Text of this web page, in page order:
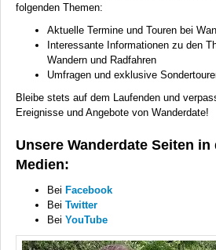
folgenden Themen:
Aktuelle Termine und Touren bei
Interessante Informationen zu den
Wandern und Radfahren
Umfragen und exklusive
Bleibe stets auf dem Laufenden und
Ereignisse und Angebote von Wanderdate!
Unsere Wanderdate Seiten in
Medien:
Bei Facebook
Bei Twitter
Bei YouTube